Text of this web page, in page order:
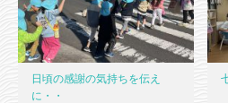
日頃の感謝の気持ちを伝え
に・・